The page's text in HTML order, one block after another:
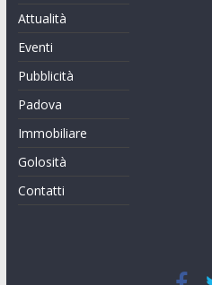
Attualità
Eventi
Pubblicità
Padova
Immobiliare
Golosità
Contatti